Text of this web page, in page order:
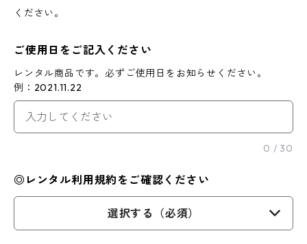
ください。
ご使用日をご記入ください
レンタル商品です。必ずご使用日をお知らせください。
例：2021.11.22
0 / 30
◎レンタル利用規約をご確認ください
選択する（必須）